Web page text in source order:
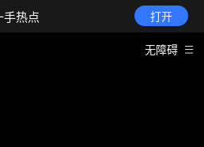
手热点 打开
无障碍